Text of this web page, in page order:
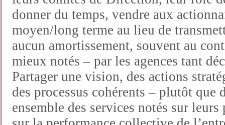
donner du temps, vendre aux
moyen/long terme au lieu de
aucun amortissement, souvent au
mieux notés – par les agences tant
Partager une vision, des actions
des processus cohérents – plutôt
ensemble des services notés sur